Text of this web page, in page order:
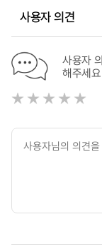
사용자 의견
사용자
해주세